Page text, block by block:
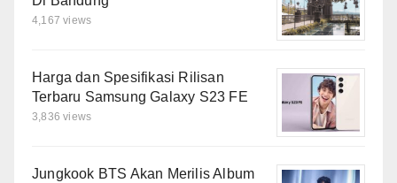
4,167 views
Harga dan Spesifikasi Rilisan
Terbaru Samsung Galaxy S23 FE
3,836 views
Jungkook BTS Akan Merilis Album